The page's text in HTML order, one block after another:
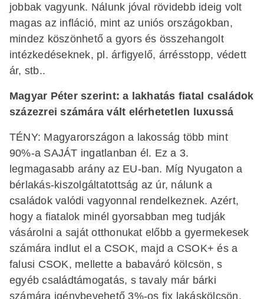
jobbak vagyunk. Nálunk jóval rövidebb ideig volt
magas az infláció, mint az uniós országokban,
mindez köszönhető a gyors és összehangolt
intézkedéseknek, pl. árfigyelő, árrésstopp, védett
ár, stb..
Magyar Péter szerint: a lakhatás fiatal családok
százezrei számára vált elérhetetlen luxussá
TÉNY: Magyarországon a lakosság több mint
90%-a SAJÁT ingatlanban él. Ez a 3.
legmagasabb arány az EU-ban. Míg Nyugaton a
bérlakás-kiszolgáltatottság az úr, nálunk a
családok valódi vagyonnal rendelkeznek. Azért,
hogy a fiatalok minél gyorsabban meg tudják
vásárolni a saját otthonukat előbb a gyermekesek
számára indlut el a CSOK, majd a CSOK+ és a
falusi CSOK, mellette a babaváró kölcsön, s
egyéb családtámogatás, s tavaly már bárki
számára igénybevehető 3%-os fix lakáskölcsön.